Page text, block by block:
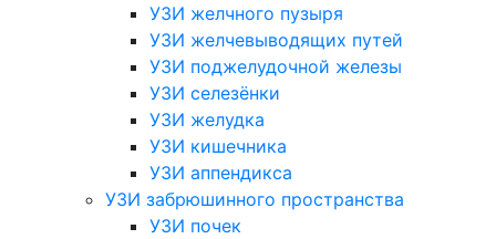
УЗИ желчного пузыря
УЗИ желчевыводящих путей
УЗИ поджелудочной железы
УЗИ селезёнки
УЗИ желудка
УЗИ кишечника
УЗИ аппендикса
УЗИ забрюшинного пространства
УЗИ почек